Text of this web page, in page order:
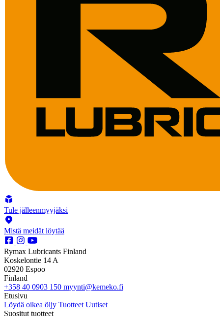
Tule jälleenmyyjäksi
Mistä meidät löytää
Rymax Lubricants Finland
Koskelontie 14 A
02920 Espoo
Finland
+358 40 0903 150 myynti@kemeko.fi
Etusivu
Löydä oikea öljy Tuotteet Uutiset
Suositut tuotteet